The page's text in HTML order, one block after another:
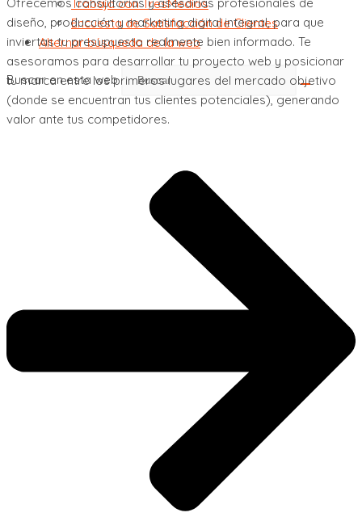
Trabaja con TresMedios
Encuesta de Satisfacción de Clientes
Alternar búsqueda de la web
Buscar en esta web
Ofrecemos consultorías y asesorías profesionales de
diseño, producción y marketing digital integral, para que
inviertas tu presupuesto realmente bien informado. Te
asesoramos para desarrollar tu proyecto web y posicionar
tu marca entre los primeros lugares del mercado objetivo
(donde se encuentran tus clientes potenciales), generando
valor ante tus competidores.